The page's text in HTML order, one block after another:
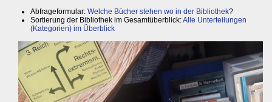
Abfrageformular: Welche Bücher stehen wo in der Bibliothek?
Sortierung der Bibliothek im Gesamtüberblick:Alle Unterteilungen
(Kategorien) im Überblick